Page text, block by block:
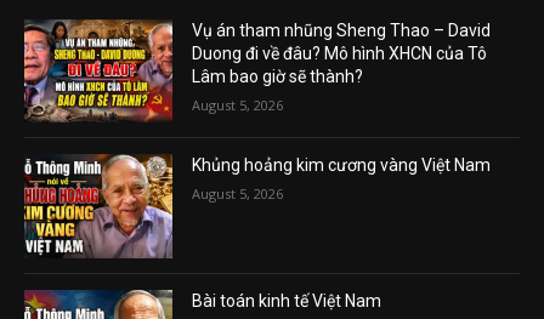
Vụ án tham nhũng Sheng Thao – David
Duong đi về đâu? Mô hình XHCN của Tô
Lâm bao giờ sẽ thành?
August 5, 2026
Khủng hoảng kim cương vàng Việt Nam
August 5, 2026
Bài toán kinh tế Việt Nam